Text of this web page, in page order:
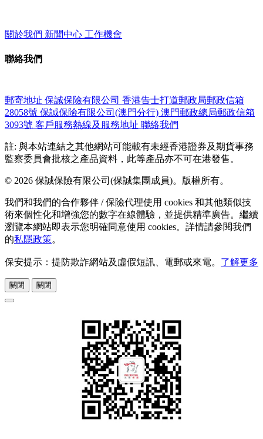
關於我們 新聞中心 工作機會
聯絡我們
郵寄地址 保誠保險有限公司 香港告士打道郵政局郵政信箱
28058號 保誠保險有限公司(澳門分行) 澳門郵政總局郵政信箱
3093號 客戶服務熱線及服務地址 聯絡我們
註: 與本站連結之其他網站可能載有未經香港證券及期貨事務
監察委員會批核之產品資料，此等產品亦不可在港發售。
© 2026 保誠保險有限公司(保誠集團成員)。版權所有。
我們和我們的合作夥伴 / 保險代理使用 cookies 和其他類似技
術來個性化和增強您的數字在線體驗，並提供精準廣告。繼續
瀏覽本網站即表示您明確同意使用 cookies。詳情請參閱我們
的私隱政策。
保安提示：提防欺詐網站及虛假短訊、電郵或來電。 了解更多
關閉 關閉